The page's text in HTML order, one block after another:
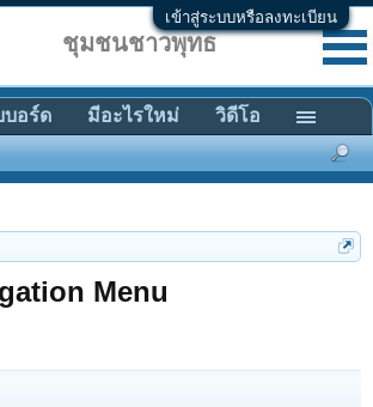
เข้าสู่ระบบหรือลงทะเบียน
Menu
ชุมชนชาวพุทธ
บอร์ด มีอะไรใหม่ วิดีโอ